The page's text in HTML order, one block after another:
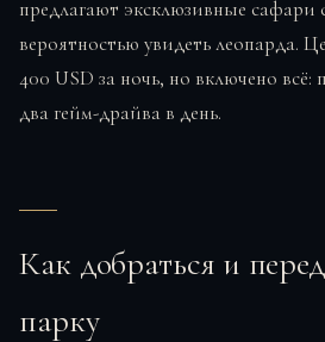
предлагают эксклюзивные сафари
вероятностью увидеть леопарда.
400 USD за ночь, но включено
два гейм-драйва в день.
Как добраться и
парку